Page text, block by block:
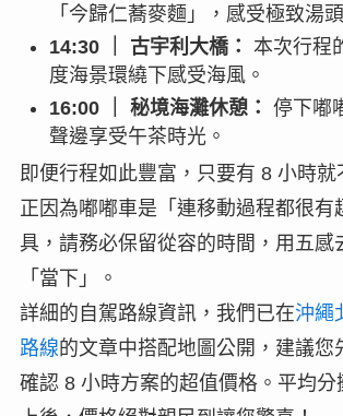
「今歸仁蕎麥麵」，感受極致湯頭
14:30 ｜ 古宇利大橋： 本次行程
度海景環繞下感受海風。
16:00 ｜ 秘境海灘休憩： 停下嘟
聲邊享受午茶時光。
即便行程如此豐富，只要有 8 小時就
正因為嘟嘟車是「連移動過程都很有
具，請務必保留從容的時間，用五感
「當下」。
詳細的自駕路線資訊，我們已在沖繩
路線的文章中搭配地圖公開，建議您
確認 8 小時方案的超值價格。平均分